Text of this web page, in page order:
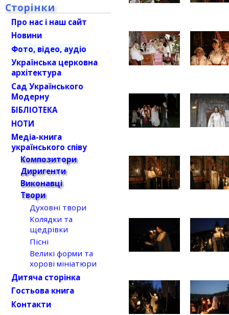
Сторінки
Про нас і наш сайт
Новини
Фото, відео, аудіо
Українська церковна
архітектура
Сад Українського
Модерну
БІБЛІОТЕКА
НОТИ
Медіа-книга
українського співу
Композитори
Диригенти
Виконавці
Твори
Духовні твори
Колядки та
щедрівки
Пісні
Великі форми та
хорові мініатюри
Дитяча сторінка
Гостьова книга
Контакти